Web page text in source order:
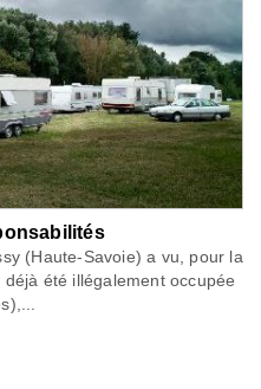
(Haute-Savoie) a vu, pour la
été illégalement occupée